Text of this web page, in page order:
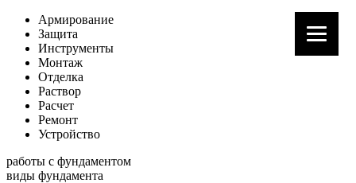
Армирование
Защита
Инструменты
Монтаж
Отделка
Раствор
Расчет
Ремонт
Устройство
работы с фундаментом
виды фундамента